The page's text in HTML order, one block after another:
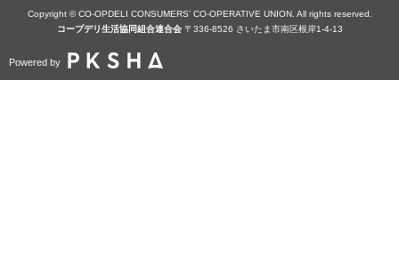
Copyright © CO-OPDELI CONSUMERS' CO-OPERATIVE UNION. All rights reserved.
コープデリ⽣活協同組合連合会〒336-8526 さいたま市南区根岸1-4-13
Powered by